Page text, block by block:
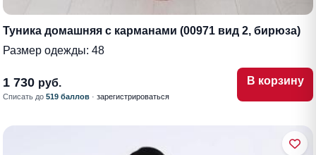
Туника домашняя с карманами (00971 вид 2, бирюза)
Размер одежды: 48
1 730 руб.
Списать до 519 баллов · зарегистрироваться
В корзину